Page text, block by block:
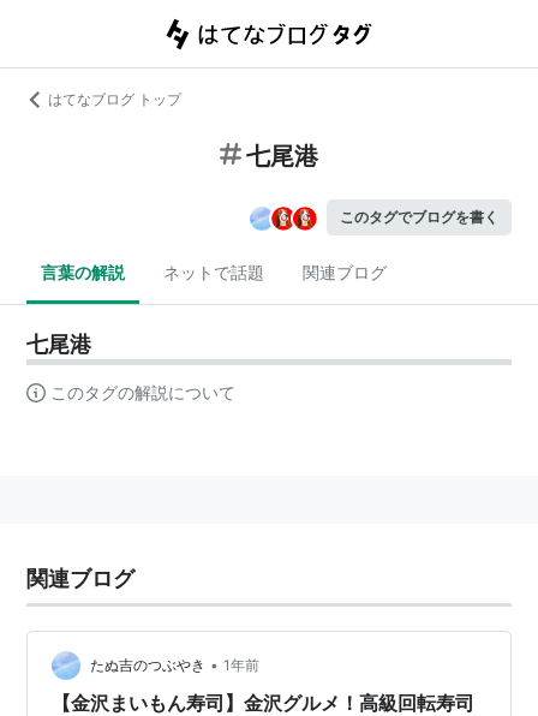
はてなブログ トップ
七尾港
このタグでブログを書く
言葉の解説 ネットで話題 関連ブログ
七尾港
このタグの解説について
関連ブログ
たぬ吉のつぶやき • 1年前
【金沢まいもん寿司】金沢グルメ！高級回転寿司